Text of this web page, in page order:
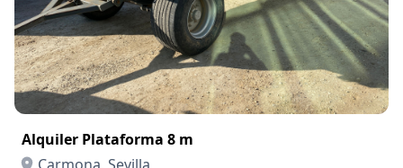
Alquiler Plataforma 8 m